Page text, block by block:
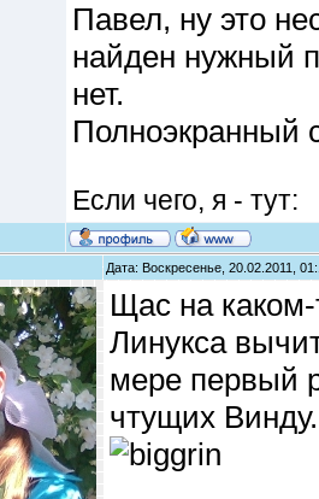
Павел, ну это
найден нужный
нет.
Полноэкранный
Если чего, я - тут:
Дата: Воскресенье, 20.02.2011,
Щас на
Линукса
мере первый
чтущих